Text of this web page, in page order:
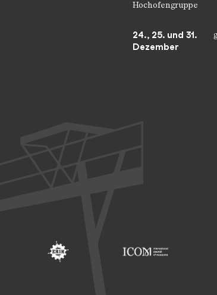
Hochofengruppe
24., 25. und 31.
Dezember